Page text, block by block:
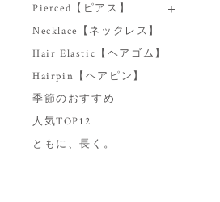
Pierced【ピアス】
Necklace【ネックレス】
Hair Elastic【ヘアゴム】
Hairpin【ヘアピン】
季節のおすすめ
人気TOP12
ともに、長く。